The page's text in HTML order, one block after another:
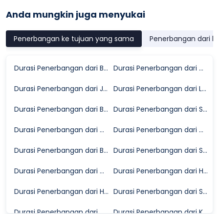
Anda mungkin juga menyukai
Penerbangan ke tujuan yang sama Penerbangan dari
Durasi Penerbangan dari Bangkok ke Shanghai Durasi Penerbangan dari Chengdu ke Shanghai
Durasi Penerbangan dari Jakarta ke Shanghai Durasi Penerbangan dari London ke Shanghai
Durasi Penerbangan dari Bali ke Shanghai Durasi Penerbangan dari Shenzhen ke Shanghai
Durasi Penerbangan dari Osaka ke Shanghai Durasi Penerbangan dari Guangzhou ke Shanghai
Durasi Penerbangan dari Beijing ke Shanghai Durasi Penerbangan dari Seoul ke Shanghai
Durasi Penerbangan dari Manado ke Shanghai Durasi Penerbangan dari Hong Kong ke Shanghai
Durasi Penerbangan dari Hanoi ke Shanghai Durasi Penerbangan dari Singapura ke Shanghai